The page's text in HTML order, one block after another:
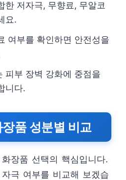
한 저자극, 무향료, 무알코
요.
여부를 확인하면 안전성을
피부 장벽 강화에 중점을
니다.
품 성분별 비교
장품 선택의 핵심입니다.
극 여부를 비교해 보겠습